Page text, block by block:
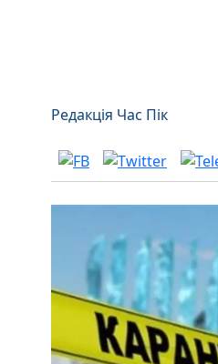
Редакція Час Пік